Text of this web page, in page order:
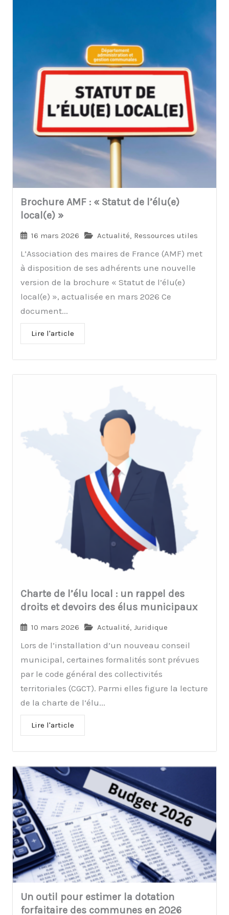
Brochure AMF : « Statut de l’élu(e)
local(e) »
16 mars 2026 Actualité, Ressources utiles
L’Association des maires de France (AMF) met
à disposition de ses adhérents une nouvelle
version de la brochure « Statut de l’élu(e)
local(e) », actualisée en mars 2026 Ce
document...
Lire l'article
Charte de l’élu local : un rappel des
droits et devoirs des élus municipaux
10 mars 2026 Actualité, Juridique
Lors de l’installation d’un nouveau conseil
municipal, certaines formalités sont prévues
par le code général des collectivités
territoriales (CGCT). Parmi elles figure la lecture
de la charte de l’élu...
Lire l'article
Un outil pour estimer la dotation
forfaitaire des communes en 2026